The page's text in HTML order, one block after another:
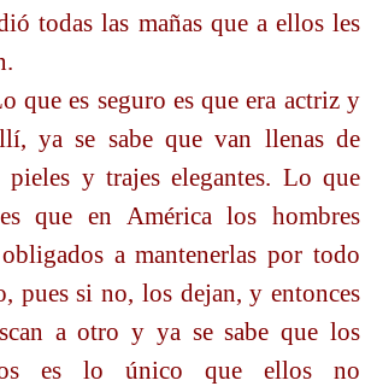
todas las mañas que a ellos les
que es seguro es que era actriz y
ya se sabe que van llenas de
pieles y trajes elegantes. Lo que
que en América los hombres
a mantenerlas por todo
pues si no, los dejan, y entonces
a otro y ya se sabe que los
es lo único que ellos no